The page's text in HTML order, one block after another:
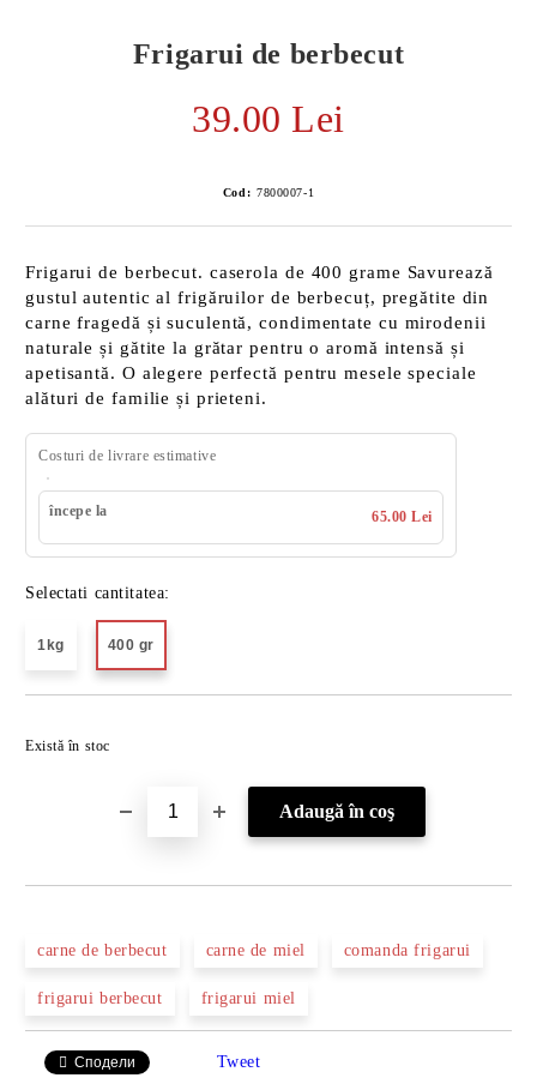
Frigarui de berbecut
39.00 Lei
Cod: 7800007-1
Frigarui de berbecut. caserola de 400 grame Savurează
gustul autentic al frigăruilor de berbecuț, pregătite din
carne fragedă și suculentă, condimentate cu mirodenii
naturale și gătite la grătar pentru o aromă intensă și
apetisantă. O alegere perfectă pentru mesele speciale
alături de familie și prieteni.
Costuri de livrare estimative
începe la 65.00 Lei
Selectati cantitatea:
1kg 400 gr
Există în stoc
carne de berbecut carne de miel comanda frigarui
frigarui berbecut frigarui miel
Сподели Tweet